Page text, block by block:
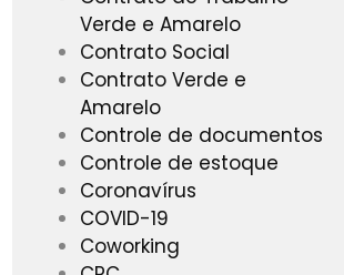
Verde e Amarelo
Contrato Social
Contrato Verde e
Amarelo
Controle de documentos
Controle de estoque
Coronavírus
COVID-19
Coworking